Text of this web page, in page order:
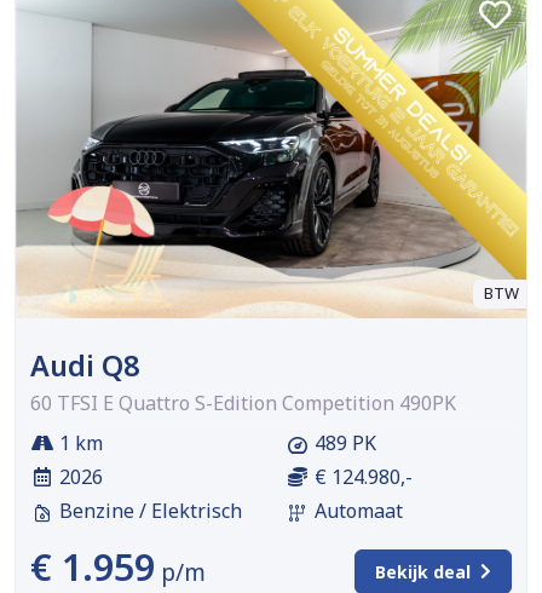
BTW
Audi Q8
60 TFSI E Quattro S-Edition Competition 490PK
1 km
2026
Benzine / Elektrisch
489 PK
€ 124.980,-
Automaat
€ 1.959 p/m Bekijk deal